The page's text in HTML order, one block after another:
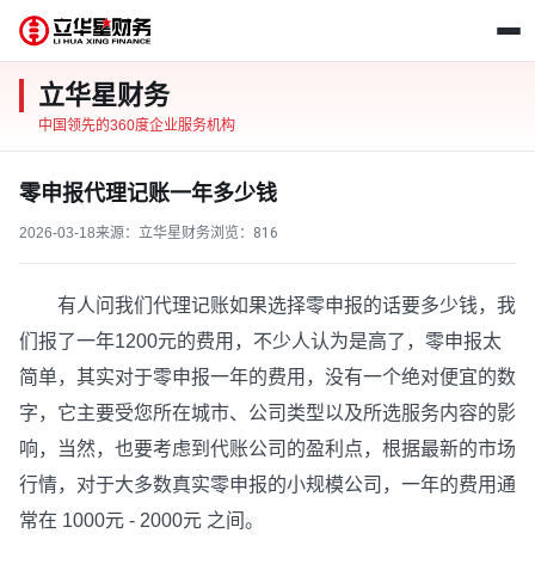
立华星财务
中国领先的360度企业服务机构
零申报代理记账一年多少钱
2026-03-18来源：立华星财务浏览： 816
有人问我们代理记账如果选择零申报的话要多少钱，我
们报了一年1200元的费用，不少人认为是高了，零申报太
简单，其实对于零申报一年的费用，没有一个绝对便宜的数
字，它主要受您所在城市、公司类型以及所选服务内容的影
响，当然，也要考虑到代账公司的盈利点，根据最新的市场
行情，对于大多数真实零申报的小规模公司，一年的费用通
常在 1000元 - 2000元 之间。